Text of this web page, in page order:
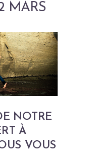
MARS
NOTRE
À
VOUS